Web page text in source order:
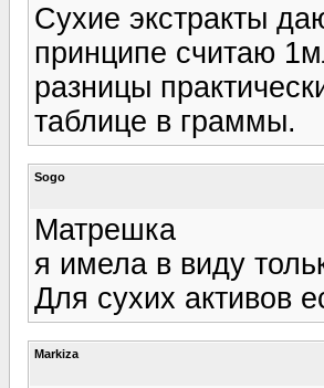
Сухие экстракты
принципе считаю
разницы
таблице в граммы.
Sogo
Матрешка
я имела в виду
Для сухих активов
Markiza